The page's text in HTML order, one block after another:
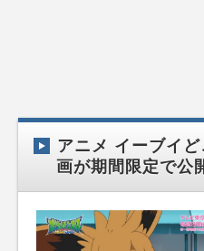
アニメ イーブイ
画が期間限定で公